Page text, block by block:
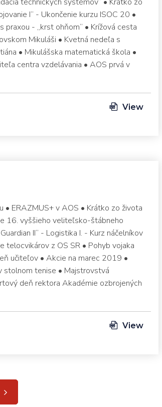
I“ - Ukončenie kurzu ISOC 20 •
- „krst ohňom“ • Krížová cesta
Mikuláši • Kvetná nedeľa s
• Mikulášska matematická škola •
centra vzdelávania • AOS prvá v
View
• ERAZMUS+ v AOS • Krátko zo života
16. vyššieho veliteľsko-štábneho
II“ - Logistika I. - Kurz náčelníkov
telocvikárov z OS SR • Pohyb vojaka
učiteľov • Akcie na marec 2019 •
stolnom tenise • Majstrovstvá
deň rektora Akadémie ozbrojených
View